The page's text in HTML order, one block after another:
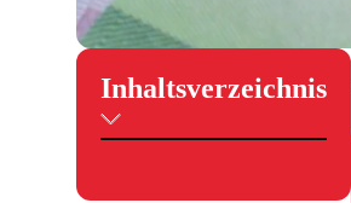
Inhaltsverzeichnis